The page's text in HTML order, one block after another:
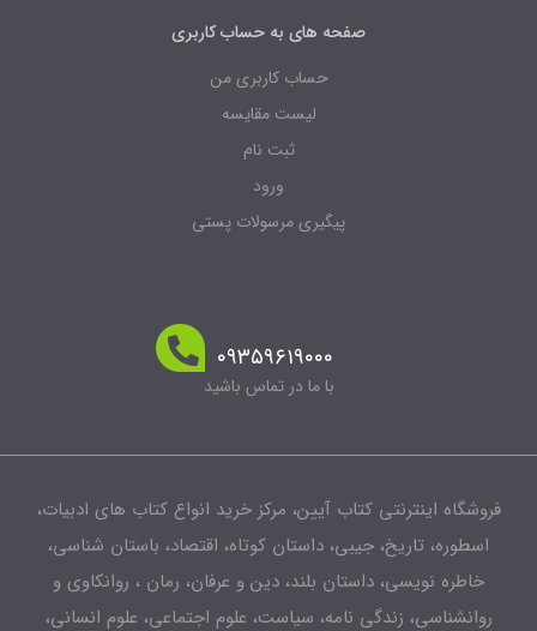
صفحه های به حساب کاربری
حساب کاربری من
لیست مقایسه
ثبت نام
ورود
پیگیری مرسولات پستی
۰۹۳۵۹۶۱۹۰۰۰
با ما در تماس باشید
فروشگاه اینترنتی کتاب آیین، مرکز خرید انواع کتاب های ادبیات،
اسطوره، تاریخ، جیبی، داستان کوتاه، اقتصاد، باستان شناسی،
خاطره نویسی، داستان بلند، دین و عرفان، رمان ، روانکاوی و
روانشناسی، زندگی نامه، سیاست، علوم اجتماعی، علوم انسانی،